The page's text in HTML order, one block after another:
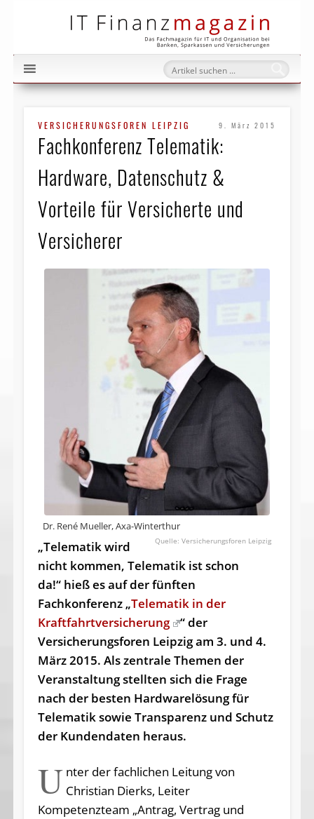
VERSICHERUNGSFOREN LEIPZIG 9. März 2015
Fachkonferenz Telematik:
Hardware, Datenschutz &
Vorteile für Versicherte und
Versicherer
Dr. René Mueller, Axa-Winterthur
Versicherungsforen Leipzig
„Telematik wird
nicht kommen, Telematik ist schon
da!“ hieß es auf der fünften
Fachkonferenz „Telematik in der
Kraftfahrtversicherung
“ der
Versicherungsforen Leipzig am 3. und 4.
März 2015. Als zentrale Themen der
Veranstaltung stellten sich die Frage
nach der besten Hardwarelösung für
Telematik sowie Transparenz und Schutz
der Kundendaten heraus.
U nter der fachlichen Leitung von
Christian Dierks, Leiter
Kompetenzteam „Antrag, Vertrag und